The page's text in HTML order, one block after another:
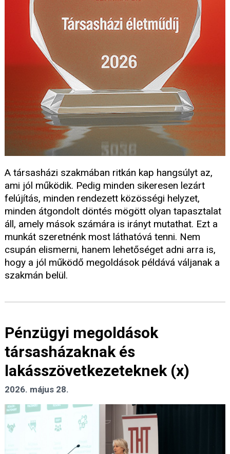
A társasházi szakmában ritkán kap hangsúlyt az,
ami jól működik. Pedig minden sikeresen lezárt
felújítás, minden rendezett közösségi helyzet,
minden átgondolt döntés mögött olyan tapasztalat
áll, amely mások számára is irányt mutathat. Ezt a
munkát szeretnénk most láthatóvá tenni. Nem
csupán elismerni, hanem lehetőséget adni arra is,
hogy a jól működő megoldások példává váljanak a
szakmán belül.
Pénzügyi megoldások
társasházaknak és
lakásszövetkezeteknek (x)
2026. május 28.